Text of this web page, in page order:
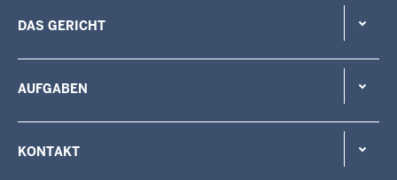
DAS GERICHT
AUFGABEN
KONTAKT